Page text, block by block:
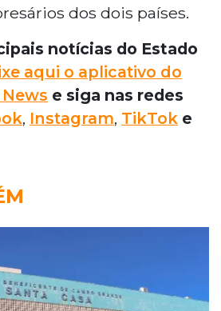
dos dois países.
notícias do Estado
aqui o aplicativo do
e siga nas redes
, Instagram, TikTok e